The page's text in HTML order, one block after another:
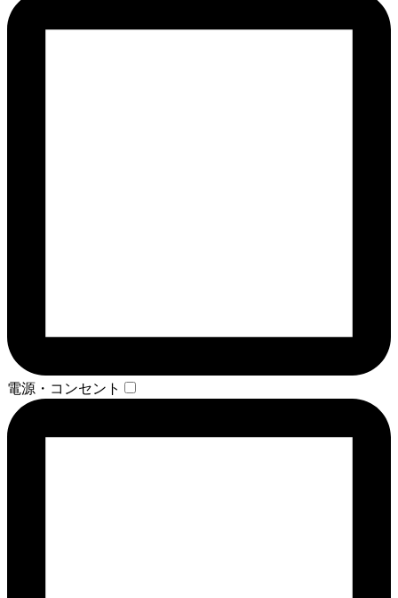
電源・コンセント